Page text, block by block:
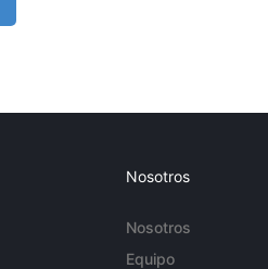
Nosotros
Nosotros
Equipo